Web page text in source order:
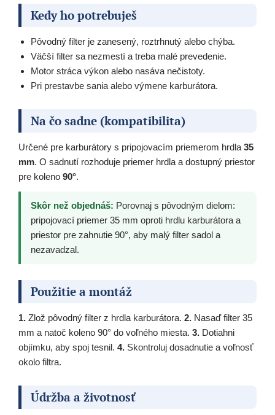
Kedy ho potrebuješ
Pôvodný filter je zanesený, roztrhnutý alebo chýba.
Väčší filter sa nezmestí a treba malé prevedenie.
Motor stráca výkon alebo nasáva nečistoty.
Pri prestavbe sania alebo výmene karburátora.
Na čo sadne (kompatibilita)
Určené pre karburátory s pripojovacím priemerom hrdla35
mm. O sadnutí rozhoduje priemer hrdla a dostupný priestor
pre koleno 90°.
Skôr než objednáš: Porovnaj s pôvodným dielom:
pripojovací priemer 35 mm oproti hrdlu karburátora a
priestor pre zahnutie 90°, aby malý filter sadol a
nezavadzal.
Použitie a montáž
1. Zlož pôvodný filter z hrdla karburátora. 2. Nasaď filter 35
mm a natoč koleno 90° do voľného miesta. 3. Dotiahni
objímku, aby spoj tesnil. 4. Skontroluj dosadnutie a voľnosť
okolo filtra.
Údržba a životnosť